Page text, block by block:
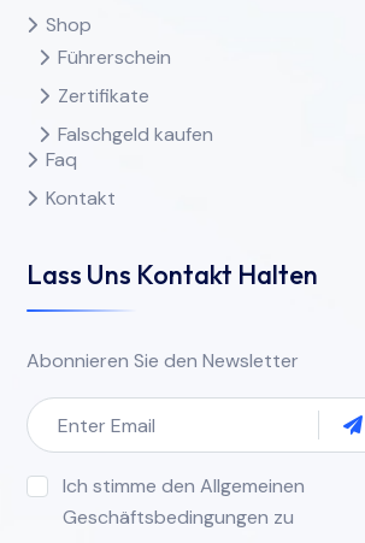
Shop
Führerschein
Zertifikate
Falschgeld kaufen
Faq
Kontakt
Lass Uns Kontakt Halten
Abonnieren Sie den Newsletter
Ich stimme den Allgemeinen
Geschäftsbedingungen zu